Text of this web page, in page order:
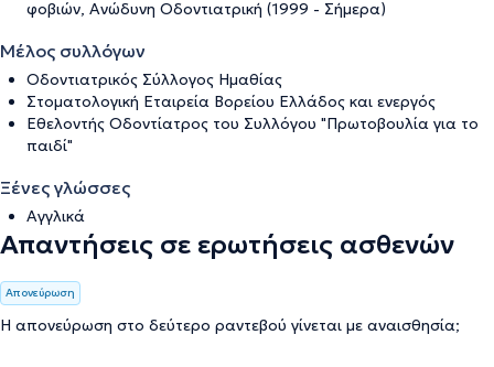
φοβιών, Ανώδυνη Οδοντιατρική (1999 - Σήμερα)
Μέλος συλλόγων
Οδοντιατρικός Σύλλογος Ημαθίας
Στοματολογική Εταιρεία Βορείου Ελλάδος και ενεργός
Εθελοντής Οδοντίατρος του Συλλόγου "Πρωτοβουλία για το
παιδί"
Ξένες γλώσσες
Αγγλικά
Απαντήσεις σε ερωτήσεις ασθενών
Απονεύρωση
Η απονεύρωση στο δεύτερο ραντεβού γίνεται με αναισθησία;